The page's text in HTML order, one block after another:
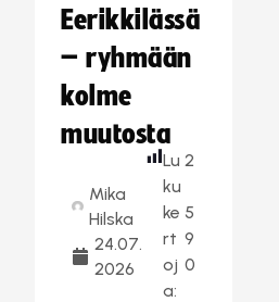
Eerikkilässä
– ryhmään
kolme
muutosta
Mika
Hilska
24.07.
2026
Lu
ku
ke
rt
oj
a:
2
5
9
0